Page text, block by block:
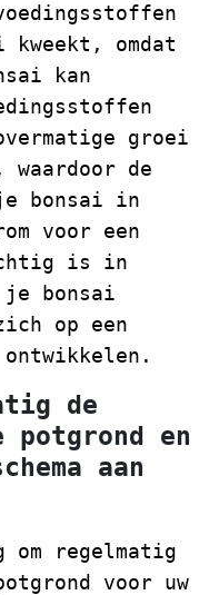
kweekt, omdat
kan
groei
waardoor de
bonsai in
voor een
is in
bonsai
op een
de
potgrond en
aan
regelmatig
voor uw